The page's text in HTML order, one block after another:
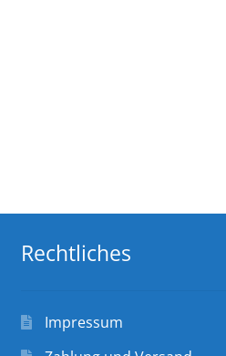
Rechtliches
Impressum